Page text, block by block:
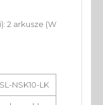
2 arkusze (W
NSK10-LK